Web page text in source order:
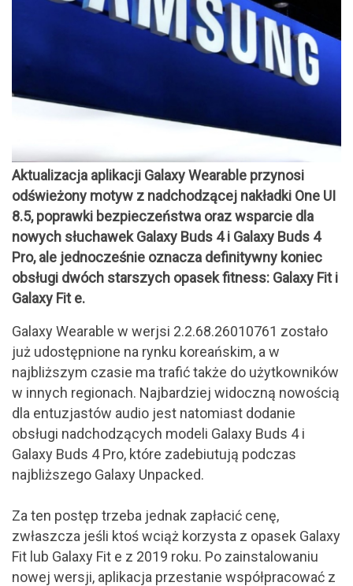
Aktualizacja aplikacji Galaxy Wearable przynosi
odświeżony motyw z nadchodzącej nakładki One UI
8.5, poprawki bezpieczeństwa oraz wsparcie dla
nowych słuchawek Galaxy Buds 4 i Galaxy Buds 4
Pro, ale jednocześnie oznacza definitywny koniec
obsługi dwóch starszych opasek fitness: Galaxy Fit i
Galaxy Fit e.
Galaxy Wearable w werjsi 2.2.68.26010761 zostało
już udostępnione na rynku koreańskim, a w
najbliższym czasie ma trafić także do użytkowników
w innych regionach. Najbardziej widoczną nowością
dla entuzjastów audio jest natomiast dodanie
obsługi nadchodzących modeli Galaxy Buds 4 i
Galaxy Buds 4 Pro, które zadebiutują podczas
najbliższego Galaxy Unpacked.
Za ten postęp trzeba jednak zapłacić cenę,
zwłaszcza jeśli ktoś wciąż korzysta z opasek Galaxy
Fit lub Galaxy Fit e z 2019 roku. Po zainstalowaniu
nowej wersji, aplikacja przestanie współpracować z